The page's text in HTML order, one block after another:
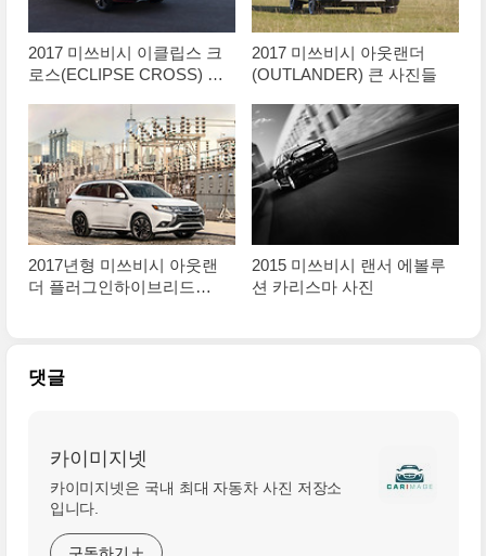
2017 미쓰비시 이클립스 크
로스(ECLIPSE CROSS) 대
2017 미쓰비시 아웃랜더
(OUTLANDER) 큰 사진들
2017년형 미쓰비시 아웃랜
더 플러그인하이브리드
2015 미쓰비시 랜서 에볼루
션 카리스마 사진
댓글
카이미지넷
카이미지넷은 국내 최대 자동차 사진 저장소
입니다.